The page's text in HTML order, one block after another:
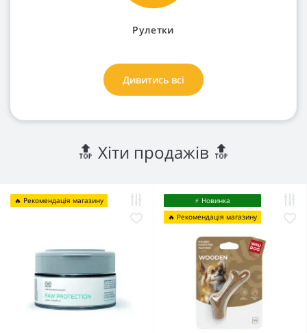
Рулетки
Дивитись всі
🔝 Хіти продажів 🔝
🔥 Рекомендація магазину
⚡️ Новинка
🔥 Рекомендація магазину